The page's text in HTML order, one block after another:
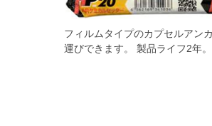
フィルムタイプのカプセルアン
運びできます。 製品ライフ2年。